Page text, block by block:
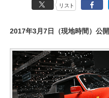
リスト
2017年3月7日（現地時間）公開